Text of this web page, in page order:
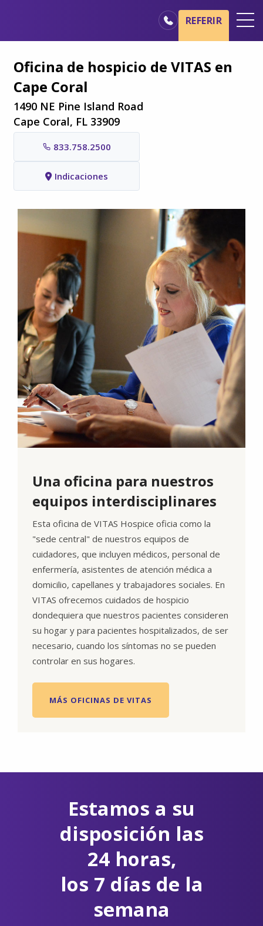
Básicos del cuidado de hospicio
Nuestros servicios
Profesionales médicos
Familiares y cuidadores
REFERIR
Oficina de hospicio de VITAS en
Cape Coral
1490 NE Pine Island Road
Cape Coral, FL 33909
833.758.2500
Indicaciones
Una oficina para nuestros
equipos interdisciplinares
Esta oficina de VITAS Hospice oficia como la
"sede central" de nuestros equipos de
cuidadores, que incluyen médicos, personal de
enfermería, asistentes de atención médica a
domicilio, capellanes y trabajadores sociales. En
VITAS ofrecemos cuidados de hospicio
dondequiera que nuestros pacientes consideren
su hogar y para pacientes hospitalizados, de ser
necesario, cuando los síntomas no se pueden
controlar en sus hogares.
MÁS OFICINAS DE VITAS
Estamos a su
disposición las
24 horas,
los 7 días de la
semana